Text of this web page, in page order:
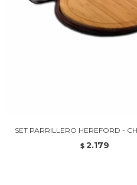
SET PARRILLERO HEREFORD -
$ 2.179